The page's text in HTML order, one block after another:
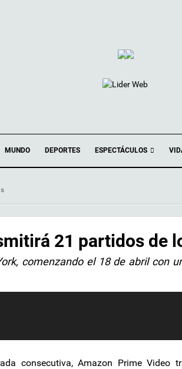
MUNDO DEPORTES ESPECTÁCULOS
21 partidos de
comenzando el 18 de abril con
consecutiva, Amazon Prime Video